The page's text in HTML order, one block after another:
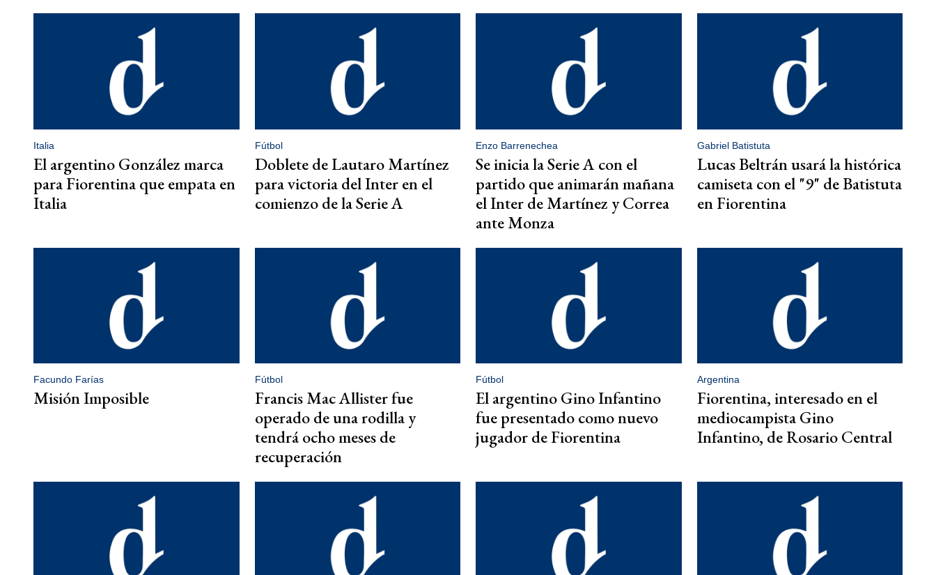
Italia
El argentino González marca
para Fiorentina que empata en
Italia
Fútbol
Doblete de Lautaro Martínez
para victoria del Inter en el
comienzo de la Serie A
Enzo Barrenechea
Se inicia la Serie A con el
partido que animarán mañana
el Inter de Martínez y Correa
ante Monza
Gabriel Batistuta
Lucas Beltrán usará la histórica
camiseta con el "9" de Batistuta
en Fiorentina
Facundo Farías
Misión Imposible
Fútbol
Francis Mac Allister fue
operado de una rodilla y
tendrá ocho meses de
recuperación
Fútbol
El argentino Gino Infantino
fue presentado como nuevo
jugador de Fiorentina
Argentina
Fiorentina, interesado en el
mediocampista Gino
Infantino, de Rosario Central